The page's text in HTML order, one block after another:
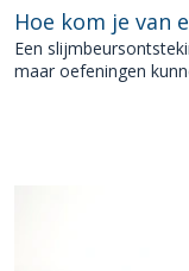
Hoe kom je van
Een
maar oefeningen